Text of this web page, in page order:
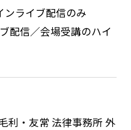
ンライブ配信のみ
配信／会場受講のハイ
利・友常 法律事務所 外